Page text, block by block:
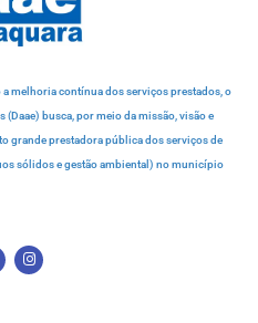
melhoria contínua dos serviços prestados, o
busca, por meio da missão, visão e
grande prestadora pública dos serviços de
sólidos e gestão ambiental) no município